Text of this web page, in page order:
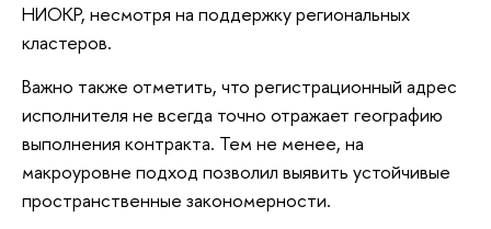
НИОКР, несмотря на поддержку региональных
кластеров.
Важно также отметить, что регистрационный адрес
исполнителя не всегда точно отражает географию
выполнения контракта. Тем не менее, на
макроуровне подход позволил выявить устойчивые
пространственные закономерности.